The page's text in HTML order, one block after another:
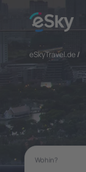
eSkyTravel.de/